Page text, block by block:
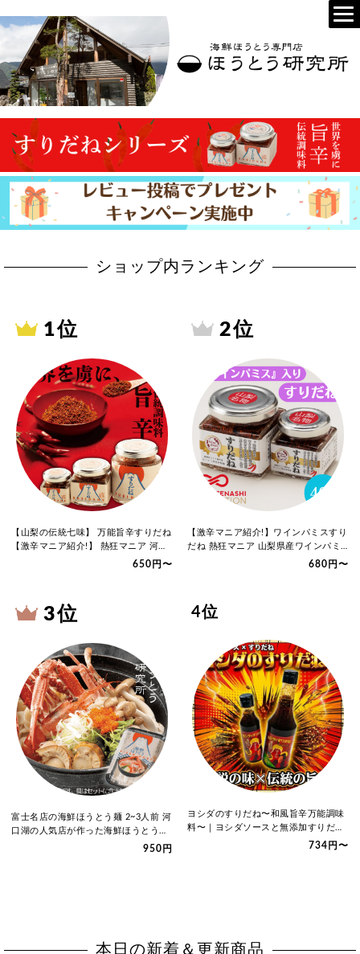
ショップ内ランキング
1 位
【山梨の伝統七味】 万能旨辛すりだね
【激辛マニア紹介!】 熱狂マニア 河
650円〜
2 位
【激辛マニア紹介!】ワインパミスすり
だね 熱狂マニア 山梨県産ワインパミ
680円〜
3 位
富士名店の海鮮ほうとう麺 2~3人前 河
口湖の人気店が作った海鮮ほうとう麺
950円
4 位
ヨシダのすりだね〜和風旨辛万能調味
料〜｜ヨシダソースと無添加すりだね
734円〜
本日の新着＆更新商品